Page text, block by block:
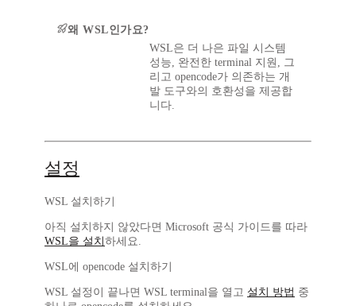
왜 WSL인가요?
WSL은 더 나은 파일 시스템
성능, 완전한 terminal 지원, 그
리고 opencode가 의존하는 개
발 도구와의 호환성을 제공합
니다.
설정
WSL 설치하기
아직 설치하지 않았다면 Microsoft 공식 가이드를 따라
WSL을 설치 하세요.
WSL에 opencode 설치하기
WSL 설정이 끝나면 WSL terminal을 열고 설치 방법 중